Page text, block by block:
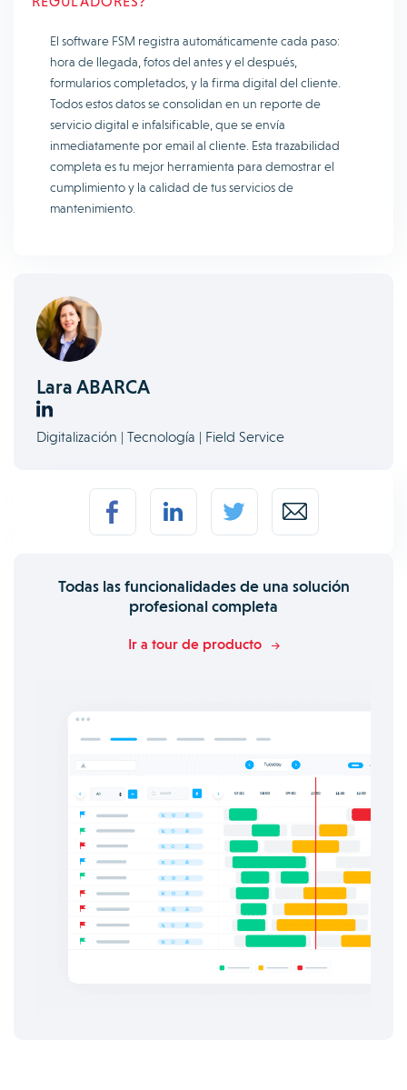
El software FSM registra automáticamente cada paso:
hora de llegada, fotos del antes y el después,
formularios completados, y la firma digital del cliente.
Todos estos datos se consolidan en un reporte de
servicio digital e infalsificable, que se envía
inmediatamente por email al cliente. Esta trazabilidad
completa es tu mejor herramienta para demostrar el
cumplimiento y la calidad de tus servicios de
mantenimiento.
Lara ABARCA
Digitalización | Tecnología | Field Service
Todas las funcionalidades de una solución
profesional completa
Ir a tour de producto